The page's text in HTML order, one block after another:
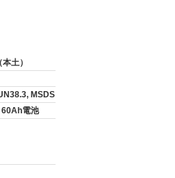
土）
MSDS
電池